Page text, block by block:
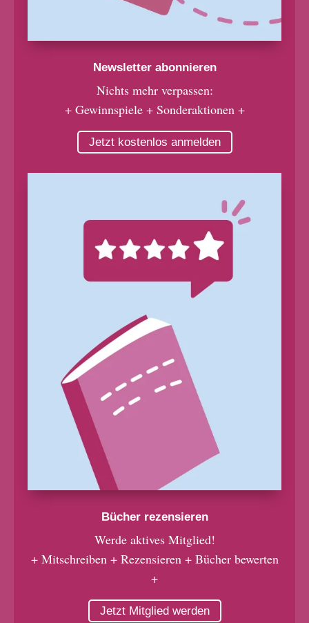
Newsletter abonnieren
Nichts mehr verpassen:
+ Gewinnspiele + Sonderaktionen +
Jetzt kostenlos anmelden
Bücher rezensieren
Werde aktives Mitglied!
+ Mitschreiben + Rezensieren + Bücher bewerten
+
Jetzt Mitglied werden